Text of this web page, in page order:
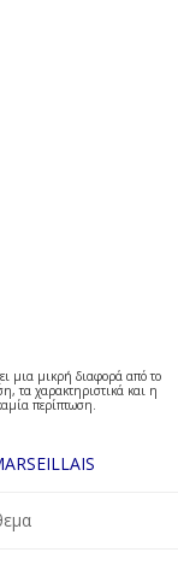
μια μικρή διαφορά από το
τα χαρακτηριστικά και η
περίπτωση.